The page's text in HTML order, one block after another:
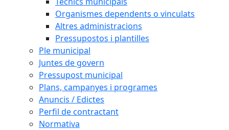
Organismes dependents o vinculats
Altres administracions
Pressupostos i plantilles
Ple municipal
Juntes de govern
Pressupost municipal
Plans, campanyes i programes
Anuncis / Edictes
Perfil de contractant
Normativa